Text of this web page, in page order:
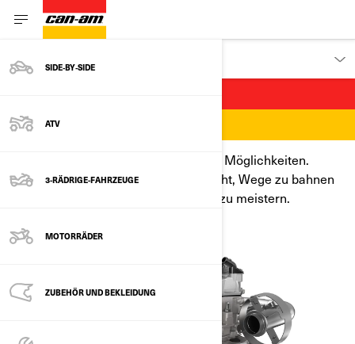
SIDE‑BY‑SIDE
ATV
3-RÄDRIGE-FAHRZEUGE
MOTORRÄDER
ZUBEHÖR UND BEKLEIDUNG
FÜR ALLES BEREIT
Wo die Straße endet, beginnen echte Möglichkeiten.
Unsere Maschinen sind dafür gemacht, Wege zu bahnen
und jede Herausforderung souverän zu meistern.